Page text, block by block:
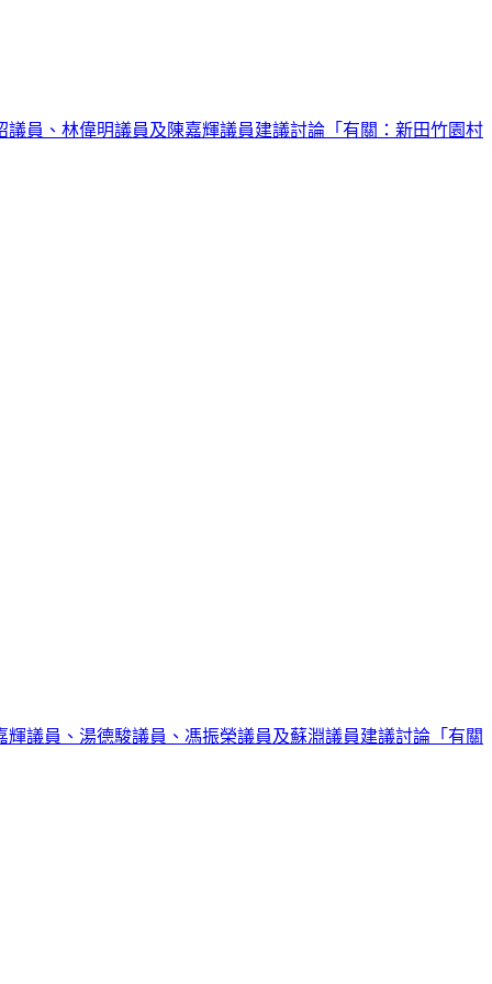
員、林偉明議員及陳嘉輝議員建議討論「有關：新田竹園村
議員、湯德駿議員、馮振榮議員及蘇淵議員建議討論「有關